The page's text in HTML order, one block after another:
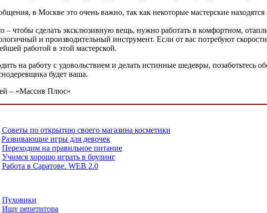
в Москве это очень важно, так как некоторые мастерские
– чтобы сделать эксклюзивную вещь, нужно работать в комфортном,
и производительный инструмент. Если от вас потребуют
работой в этой мастерской.
на работу с удовольствием и делать истинные шедевры, позаботьтесь
будет ваша.
– «Массив Плюс»
Советы по открытию своего магазина косметики
Развивающие игры для девочек
Переходим на правильное питание
Учимся хорошо играть в боулинг
Работа в Саратове. WEB 2.0
Пуховики
Ищу репетитора